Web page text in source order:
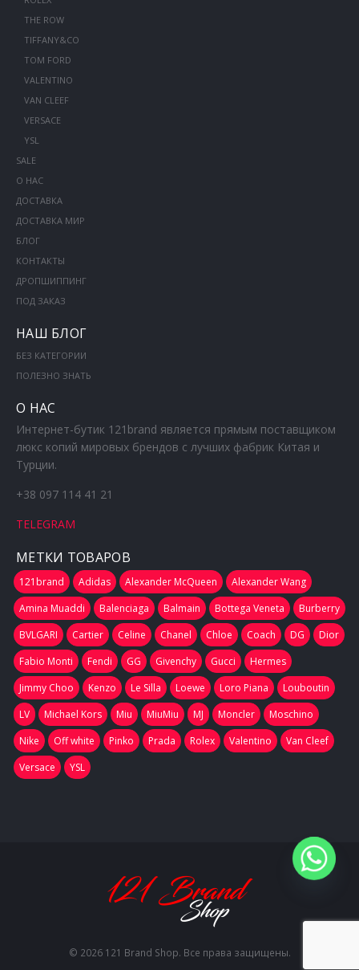
THE ROW
TIFFANY&CO
TOM FORD
VALENTINO
VAN CLEEF
VERSACE
YSL
SALE
О НАС
ДОСТАВКА
ДОСТАВКА МИР
БЛОГ
КОНТАКТЫ
ДРОПШИППИНГ
ПОД ЗАКАЗ
НАШ БЛОГ
БЕЗ КАТЕГОРИИ
ПОЛЕЗНО ЗНАТЬ
О НАС
Интернет-бутик 121brand является прямым поставщиком
люкс копий мировых брендов с лучших фабрик Китая и
Турции.
+38 097 114 41 21
TELEGRAM
МЕТКИ ТОВАРОВ
121brand Adidas Alexander McQueen
Alexander Wang
Amina Muaddi
Balenciaga Balmain Bottega Veneta
Burberry
BVLGARI
Cartier Celine Chanel Chloe Coach DG
Dior
Fabio Monti
Fendi GG Givenchy Gucci
Hermes
Jimmy Choo
Kenzo Le Silla Loewe Loro Piana
Louboutin
LV
Michael Kors Miu MiuMiu MJ Moncler
Moschino
Nike
Off white Pinko Prada Rolex Valentino
Van Cleef
Versace
YSL
© 2026 121 Brand Shop. Все права защищены.